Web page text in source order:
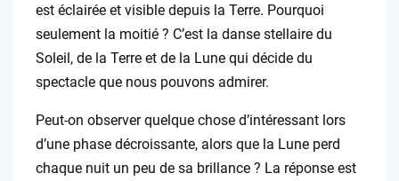
est éclairée et visible depuis la Terre. Pourquoi
seulement la moitié ? C’est la danse stellaire du
Soleil, de la Terre et de la Lune qui décide du
spectacle que nous pouvons admirer.
Peut-on observer quelque chose d’intéressant lors
d’une phase décroissante, alors que la Lune perd
chaque nuit un peu de sa brillance ? La réponse est